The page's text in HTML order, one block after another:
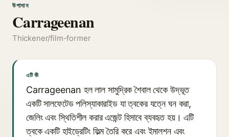
উপাদান
Carrageenan
Thickener/film-former
এটি কী
Carrageenan হল লাল সামুদ্রিক শৈবাল থেকে উদ্ভূত
একটি সালফেটেড পলিস্যাকারাইড যা ত্বকের যত্নে ঘন করা,
জেলিং এবং স্থিতিশীল করার এজেন্ট হিসাবে ব্যবহৃত হয়। এটি
ত্বকে একটি হাইড্রেটিং ফিল্ম তৈরি করে এবং ইমালশন এবং